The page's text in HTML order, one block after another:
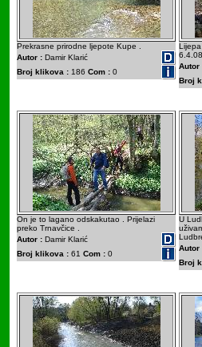
Prekrasne prirodne ljepote Kupe .
Autor : Damir Klarić
Broj klikova : 186 Com : 0
6.4.08
Autor
Broj
On je to lagano odskakutao . Prijelazi
preko Trnavčice .
Autor : Damir Klarić
Broj klikova : 61 Com : 0
U
Autor
Broj